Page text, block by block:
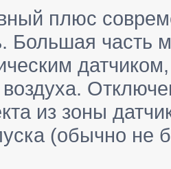
плюс
Большая часть
датчиком,
воздуха.
из зоны
(обычно не